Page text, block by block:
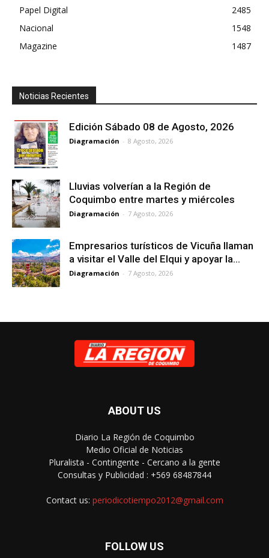
Papel Digital
2485
Nacional
1548
Magazine
1487
Noticias Recientes
Edición Sábado 08 de Agosto, 2026
Diagramación - 8 Agosto, 2026
Lluvias volverían a la Región de
Coquimbo entre martes y miércoles
Diagramación - 7 Agosto, 2026
Empresarios turísticos de Vicuña llaman
a visitar el Valle del Elqui y apoyar la...
Diagramación - 7 Agosto, 2026
ABOUT US
Diario La Región de Coquimbo
Medio Oficial de Noticias
Pluralista - Contingente - Cercano a la gente
Consultas y Publicidad : +569 68487844
Contact us: periodicotiempo2012@gmail.com
FOLLOW US